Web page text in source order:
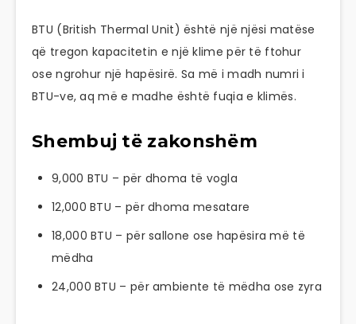
BTU (British Thermal Unit) është një njësi matëse
që tregon kapacitetin e një klime për të ftohur
ose ngrohur një hapësirë. Sa më i madh numri i
BTU-ve, aq më e madhe është fuqia e klimës.
Shembuj të zakonshëm
9,000 BTU – për dhoma të vogla
12,000 BTU – për dhoma mesatare
18,000 BTU – për sallone ose hapësira më të
mëdha
24,000 BTU – për ambiente të mëdha ose zyra